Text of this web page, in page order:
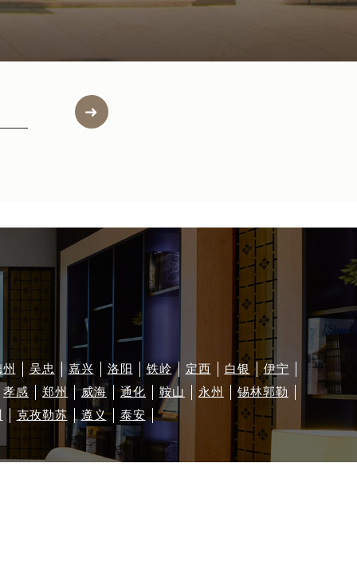
吴忠 嘉兴 洛阳 铁岭 定西 白银
伊宁
孝感
郑州 威海 通化 鞍山 永州
锡林郭勒
克孜勒苏 遵义 泰安